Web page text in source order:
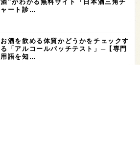
酒”がわかる無料サイト「日本酒三角チ
ャート診…
お酒を飲める体質かどうかをチェックす
る「アルコールパッチテスト」─【専門
用語を知…